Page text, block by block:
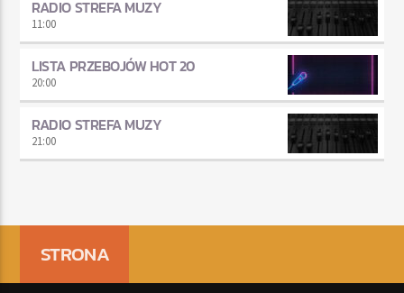
RADIO STREFA MUZY
11:00
LISTA PRZEBOJÓW HOT 20
20:00
RADIO STREFA MUZY
21:00
STRONA